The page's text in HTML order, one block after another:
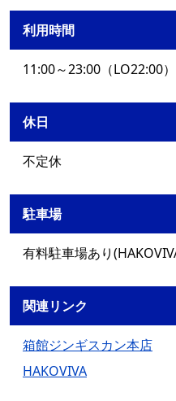
利用時間
11:00～23:00（LO22:00）
休日
不定休
駐車場
有料駐車場あり
関連リンク
箱館ジンギスカン本店
HAKOVIVA